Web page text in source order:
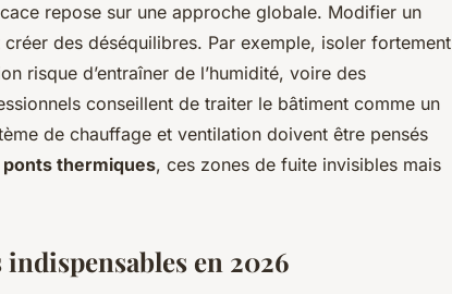
repose sur une approche globale. Modifier un
des déséquilibres. Par exemple, isoler fortement
risque d’entraîner de l’humidité, voire des
conseillent de traiter le bâtiment comme un
de chauffage et ventilation doivent être pensés
ponts thermiques, ces zones de fuite invisibles mais
en 2026